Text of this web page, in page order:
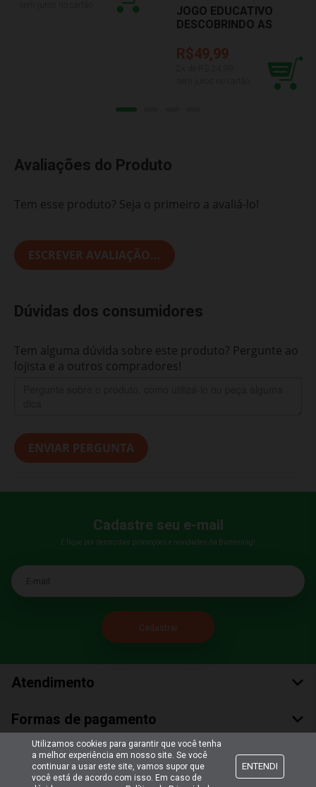
JOGO EDUCATIVO
DESCOBRINDO AS
002032
R$49,99
Avaliações do Produto
Tem esse produto? Seja o primeiro a avaliá-lo!
ESCREVER AVALIAÇÃO...
Dúvidas dos consumidores
Tem alguma dúvida sobre este produto? Pergunte ao
lojista e a outros compradores!
ENVIAR PERGUNTA
Cadastre seu e-mail
E fique por dentro das promoções e novidades da Bumerang!
E-mail
Atendimento
Formas de pagamento
Formas de envio
Utilizamos cookies para garantir que você tenha
a melhor experiência em nosso site. Se você
continuar a usar este site, vamos supor que
você está de acordo com isso. Em caso de
ENTENDI